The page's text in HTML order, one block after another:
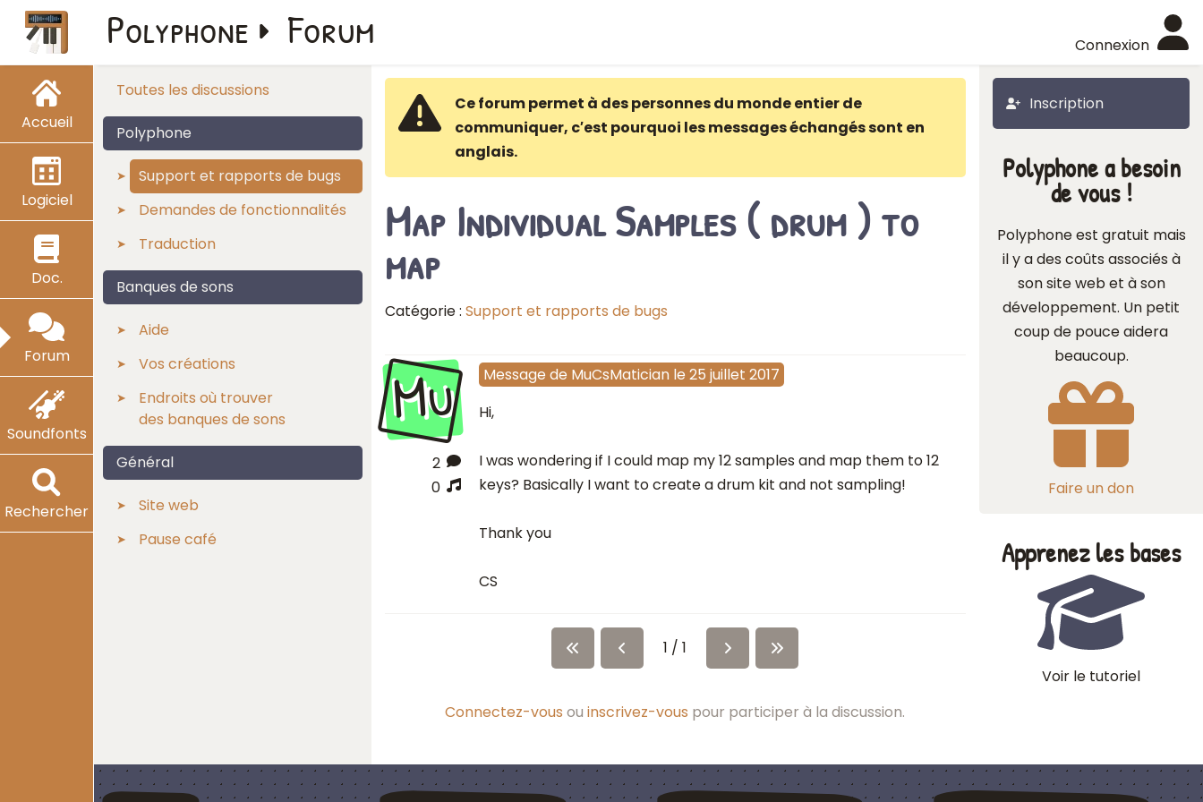
Accueil
Logiciel
Doc.
Forum
Soundfonts
Rechercher
Connexion
Polyphone Forum
Toutes les discussions
Polyphone
Support et rapports de bugs
Demandes de fonctionnalités
Traduction
Banques de sons
Aide
Vos créations
Endroits où trouver
des banques de sons
Général
Site web
Pause café
Inscription
Ce forum permet à des personnes du monde entier de
communiquer, c′est pourquoi les messages échangés sont en
anglais.
Map Individual Samples ( drum ) to
map
Catégorie : Support et rapports de bugs
Mu
2
0
Message de MuCsMatician le 25 juillet 2017
Hi,
I was wondering if I could map my 12 samples and map them to 12
keys? Basically I want to create a drum kit and not sampling!
Thank you
CS
1 / 1
Connectez-vous ouinscrivez-vous pour participer à la discussion.
Polyphone a besoin
de vous !
Polyphone est gratuit mais
il y a des coûts associés à
son site web et à son
développement. Un petit
coup de pouce aidera
beaucoup.
Faire un don
Apprenez les bases
Voir le tutoriel